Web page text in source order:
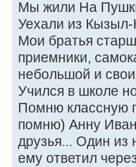
Мы жили На
Уехали из Кызыл-
Мои братья
приемники,
небольшой и
Учился в школе
Помню классную
помню) Анну
друзья... Один из
ему ответил